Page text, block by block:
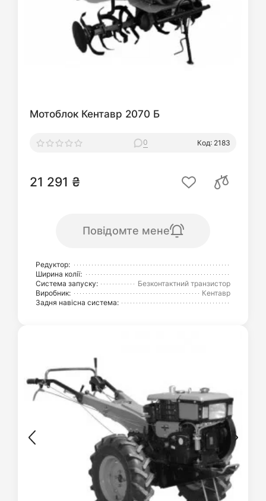
Мотоблок Кентавр 2070 Б
0 Код: 2183
21 291 ₴
Повідомте мене
Редуктор:
Ширина колії:
Система запуску:
Безконтактний транзистор
Виробник:
Кентавр
Задня навісна система: